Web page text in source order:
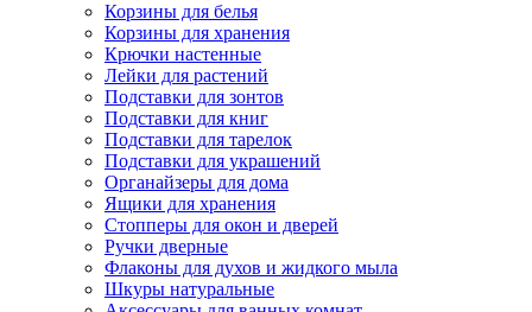
Корзины для белья
Корзины для хранения
Крючки настенные
Лейки для растений
Подставки для зонтов
Подставки для книг
Подставки для тарелок
Подставки для украшений
Органайзеры для дома
Ящики для хранения
Стопперы для окон и дверей
Ручки дверные
Флаконы для духов и жидкого мыла
Шкуры натуральные